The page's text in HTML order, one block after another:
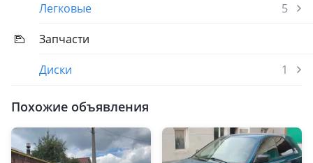
Легковые
5
Запчасти
Диски
1
Похожие объявления